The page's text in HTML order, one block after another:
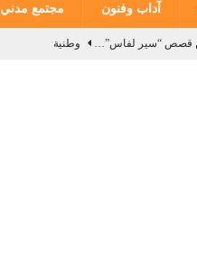
آداب وفنون مجتمع مدني
من قصص “سير لفاس”… وطنية